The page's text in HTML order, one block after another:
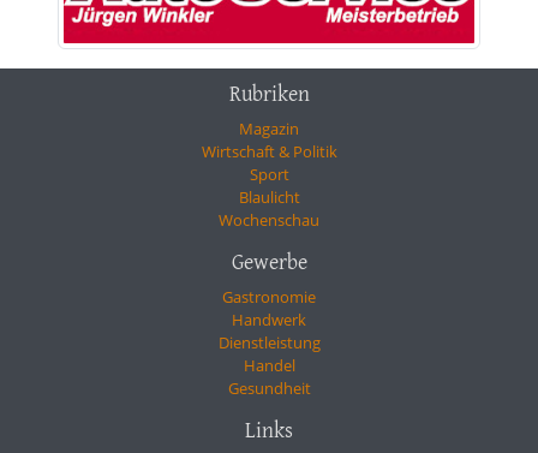
Rubriken
Magazin
Wirtschaft & Politik
Sport
Blaulicht
Wochenschau
Gewerbe
Gastronomie
Handwerk
Dienstleistung
Handel
Gesundheit
Links